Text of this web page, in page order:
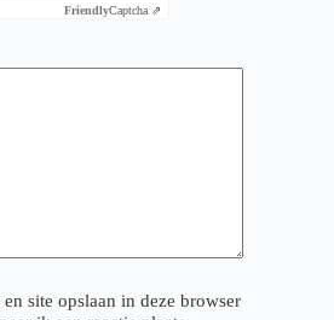
FriendlyCaptcha ⇗
site opslaan in deze browser